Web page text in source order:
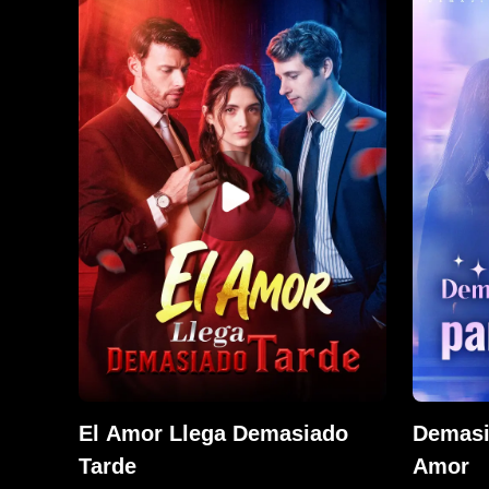
secreto
para
solo se
aunque
libertad.
El Amor Llega Demasiado
Tarde
Amor